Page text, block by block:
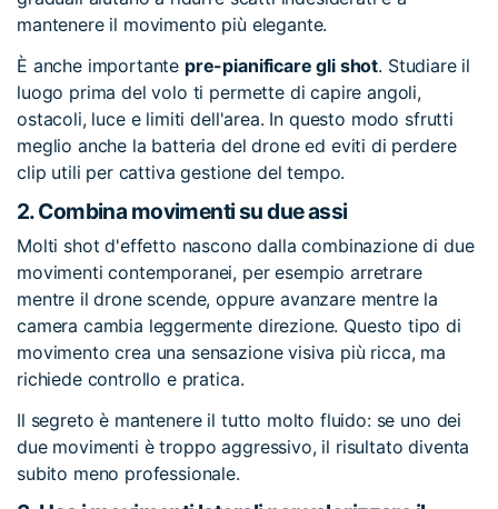
mantenere il movimento più elegante.
È anche importante pre-pianificare gli shot. Studiare il
luogo prima del volo ti permette di capire angoli,
ostacoli, luce e limiti dell'area. In questo modo sfrutti
meglio anche la batteria del drone ed eviti di perdere
clip utili per cattiva gestione del tempo.
2.Combina movimenti su due assi
Molti shot d'effetto nascono dalla combinazione di due
movimenti contemporanei, per esempio arretrare
mentre il drone scende, oppure avanzare mentre la
camera cambia leggermente direzione. Questo tipo di
movimento crea una sensazione visiva più ricca, ma
richiede controllo e pratica.
Il segreto è mantenere il tutto molto fluido: se uno dei
due movimenti è troppo aggressivo, il risultato diventa
subito meno professionale.